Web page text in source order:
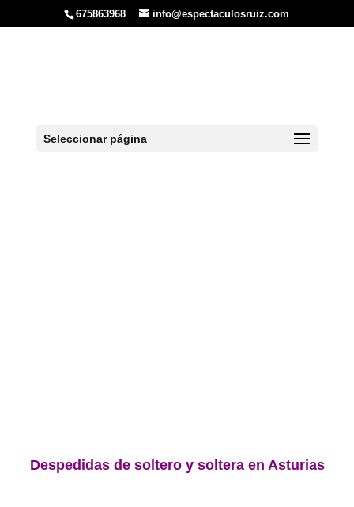
675863968 info@espectaculosruiz.com
Seleccionar página
Despedidas de soltero y soltera en Asturias